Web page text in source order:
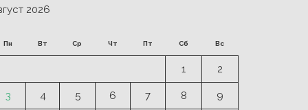
2026
Пн Вт Ср Чт Пт Сб Вс
1 2
3 4 5 6 7 8 9